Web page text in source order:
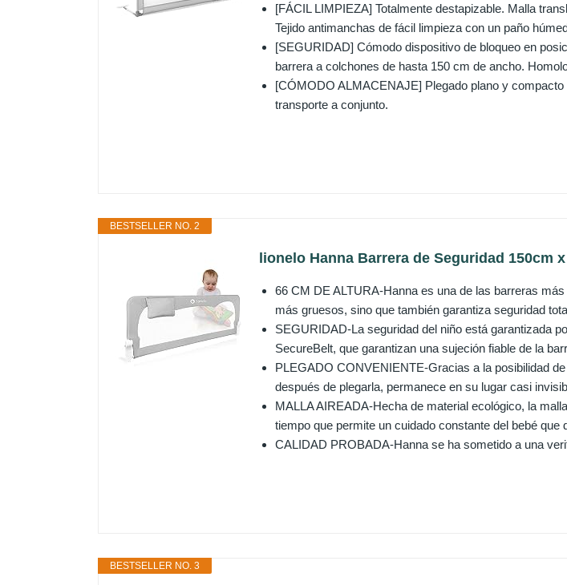
[FÁCIL LIMPIEZA] Totalmente destapizable. Malla
Tejido antimanchas de fácil limpieza con un paño
[SEGURIDAD] Cómodo dispositivo de bloqueo en
barrera a colchones de hasta 150 cm de ancho.
[CÓMODO ALMACENAJE] Plegado plano y
transporte a conjunto.
BESTSELLER NO. 2
lionelo Hanna Barrera de Seguridad 150cm
66 CM DE ALTURA-Hanna es una de las barreras
más gruesos, sino que también garantiza seguridad
SEGURIDAD-La seguridad del niño está garantizada
SecureBelt, que garantizan una sujeción fiable de la
PLEGADO CONVENIENTE-Gracias a la posibilidad
después de plegarla, permanece en su lugar casi
MALLA AIREADA-Hecha de material ecológico, la
tiempo que permite un cuidado constante del bebé que
CALIDAD PROBADA-Hanna se ha sometido a una
BESTSELLER NO. 3